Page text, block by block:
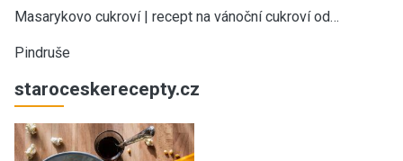
Masarykovo cukroví | recept na vánoční cukroví od…
Pindruše
staroceskerecepty.cz